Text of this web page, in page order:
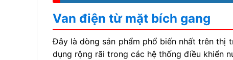
Van điện từ mặt bích gang
Đây là dòng sản phẩm phổ biến nhất trên thị
dụng rộng rãi trong các hệ thống điều khiển